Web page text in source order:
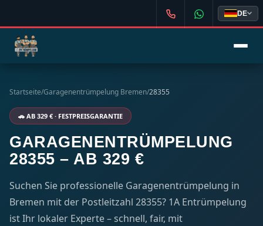
DE
Startseite/Garagenentrümpelung Bremen/28355
🚗 AB 329 € · FESTPREISGARANTIE
GARAGENENTRÜMPELUNG
28355 – AB 329 €
Suchen Sie professionelle Garagenentrümpelung in
Bremen mit der Postleitzahl 28355? 1A Entrümpelung
ist Ihr lokaler Experte – schnell, fair, mit